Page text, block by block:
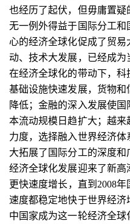
也经历了起伏，但毋庸置
无一例外得益于国际分工
心的经济全球化促成了贸
动、技术大发展，已经成为
在经济全球化的带动下，
基础设施快速发展，货物
降低；金融的深入发展使
本流动规模日趋扩大；越
力度，选择融入世界经济
大拓展了国际分工的深度和
经济全球化发展迎来了新
更快速度增长，直到2008
速度都稳定地快于世界经
中国家成为这一轮经济全